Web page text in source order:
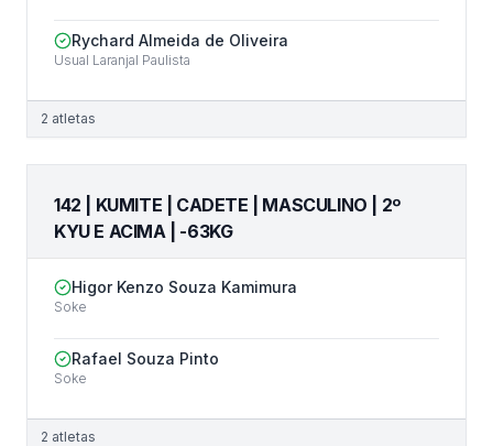
Rychard Almeida de Oliveira
Usual Laranjal Paulista
2 atletas
142 | KUMITE | CADETE | MASCULINO | 2º
KYU E ACIMA | -63KG
Higor Kenzo Souza Kamimura
Soke
Rafael Souza Pinto
Soke
2 atletas